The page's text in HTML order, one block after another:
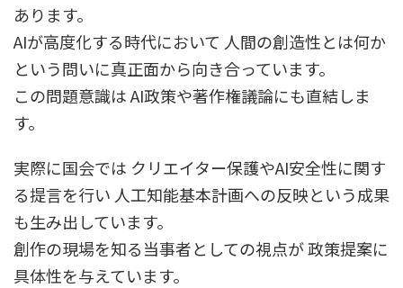
あります。
AIが高度化する時代において 人間の創造性とは何か
という問いに真正面から向き合っています。
この問題意識は AI政策や著作権議論にも直結しま
す。
実際に国会では クリエイター保護やAI安全性に関す
る提言を行い 人工知能基本計画への反映という成果
も生み出しています。
創作の現場を知る当事者としての視点が 政策提案に
具体性を与えています。